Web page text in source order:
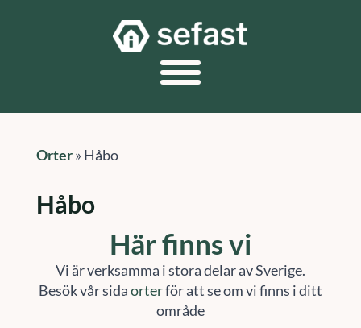
Orter» Håbo
Håbo
Här finns vi
Vi är verksamma i stora delar av Sverige.
Besök vår sidaorterför att se om vi finns i ditt
område